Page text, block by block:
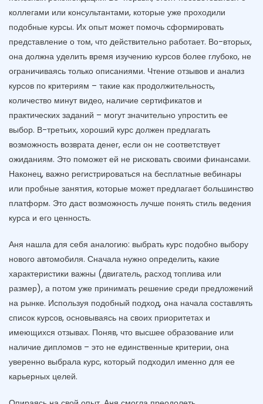
коллегами или консультантами, которые уже проходили
подобные курсы. Их опыт может помочь сформировать
представление о том, что действительно работает. Во-вторых,
она должна уделить время изучению курсов более глубоко, не
ограничиваясь только описаниями. Чтение отзывов и анализ
курсов по критериям – такие как продолжительность,
количество минут видео, наличие сертификатов и
практических заданий – могут значительно упростить ее
выбор. В-третьих, хороший курс должен предлагать
возможность возврата денег, если он не соответствует
ожиданиям. Это поможет ей не рисковать своими финансами.
Наконец, важно регистрироваться на бесплатные вебинары
или пробные занятия, которые может предлагает большинство
платформ. Это даст возможность лучше понять стиль ведения
курса и его ценность.
Аня нашла для себя аналогию: выбрать курс подобно выбору
нового автомобиля. Сначала нужно определить, какие
характеристики важны (двигатель, расход топлива или
размер), а потом уже принимать решение среди предложений
на рынке. Используя подобный подход, она начала составлять
список курсов, основываясь на своих приоритетах и
имеющихся отзывах. Поняв, что высшее образование или
наличие дипломов – это не единственные критерии, она
уверенно выбрала курс, который подходил именно для ее
карьерных целей.